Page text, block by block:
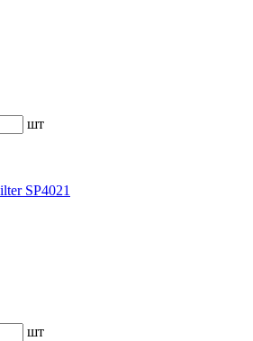
шт
SP4021
шт